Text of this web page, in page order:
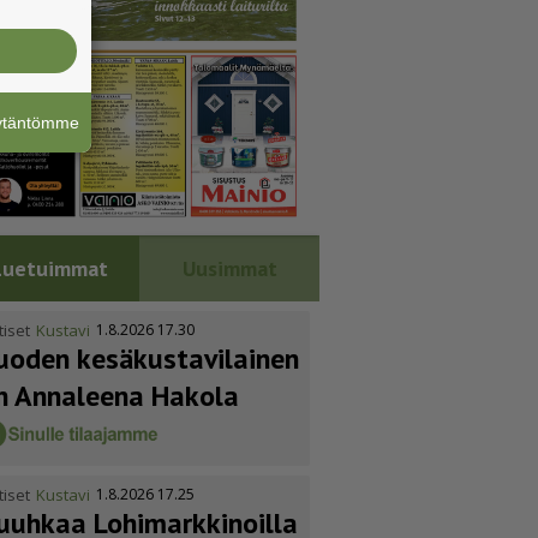
Uusimmat
Kustavi 1.8.2026 17.30
kesäkus­ta­vi­lainen
Annaleena Hakola
Kustavi 1.8.2026 17.25
Lohimark­ki­noilla